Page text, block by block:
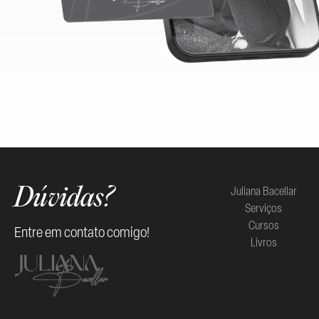
Dúvidas?
Entre em contato comigo!
Juliana Bacellar
Serviços
Cursos
Livros